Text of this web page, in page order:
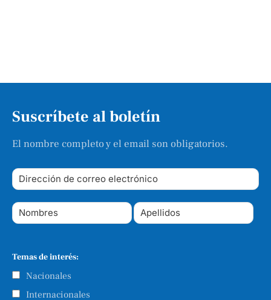
Suscríbete al boletín
El nombre completo y el email son obligatorios.
Temas de interés:
Nacionales
Internacionales